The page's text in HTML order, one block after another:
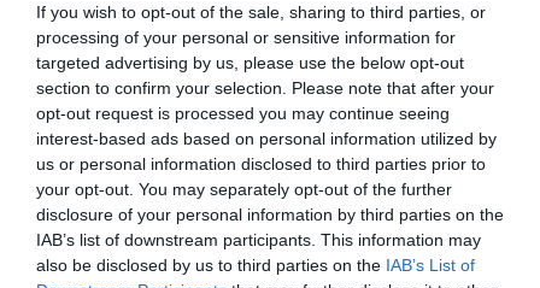
If you wish to opt-out of the sale, sharing to third parties, or
processing of your personal or sensitive information for
targeted advertising by us, please use the below opt-out
section to confirm your selection. Please note that after your
opt-out request is processed you may continue seeing
interest-based ads based on personal information utilized by
us or personal information disclosed to third parties prior to
your opt-out. You may separately opt-out of the further
disclosure of your personal information by third parties on the
IAB’s list of downstream participants. This information may
also be disclosed by us to third parties on the IAB’s List of
Vízsugaras masszázs akad a márványburkolatú
fürdőszobában is. Feledhetetlen pillanatokat
tartogat a vendégek számára a központi szigetre
néző fürdőkádban ücsörgés, vagy éppen az ablakban
zuhanyozás. Igen, kifelé mindent látni a zuhanyzóból,
aminek a hátsó fala teli ablak az öböl irányába, de
befelé nem lát senki, mert közelstávol csak az
elúszó hajók, vagy a túlparti sziget az, ahonnan